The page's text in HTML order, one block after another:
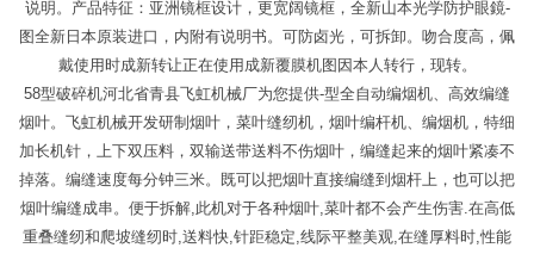
说明。产品特征：亚洲镜框设计，更宽阔镜框，全新山本光学防护眼鏡-
图全新日本原装进口，内附有说明书。可防卤光，可拆卸。吻合度高，佩
戴使用时成新转让正在使用成新覆膜机图因本人转行，现​转。
58型破碎机河北省青县飞虹机械厂为您提供-型全自动编烟机、高效编缝
烟叶。飞虹机械开发研制烟叶，菜叶缝纫机，烟叶编杆机、编烟机，特细
加长机针，上下双压料，双输送带送料不伤烟叶，编缝起来的烟叶紧凑不
掉落。编缝速度每分钟三米。既可以把烟叶直接编缝到烟杆上，也可以把
烟叶编缝成串。便于拆解,此机对于各种烟叶,菜叶都不会产生伤害.在高低
重叠缝纫和爬坡缝纫时,送料快,针距稳定,线际平整美观,在缝厚料时,性能